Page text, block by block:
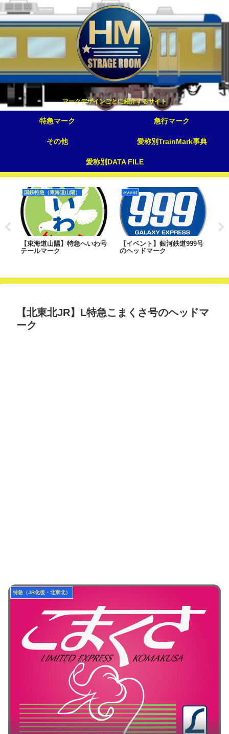
マークデザインごとに紹介するサイト
特急マーク 急行マーク
その他 愛称別TrainMark事典
愛称別DATA FILE
国鉄特急（東海道山陽）
【東海道山陽】特急へいわ号
テールマーク
event
【イベント】銀河鉄道999号
のヘッドマーク
【北東北JR】L特急こまくさ号のヘッドマ
ーク
特急（JR化後・北東北）